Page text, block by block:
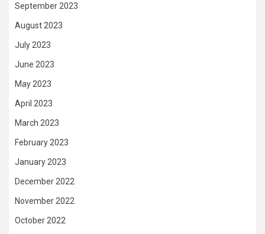
September 2023
August 2023
July 2023
June 2023
May 2023
April 2023
March 2023
February 2023
January 2023
December 2022
November 2022
October 2022